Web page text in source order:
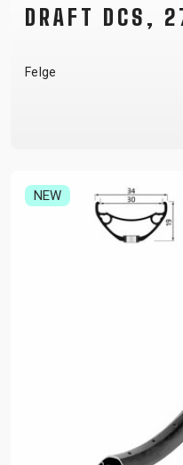
DRAFT DCS,
Felge
NEW